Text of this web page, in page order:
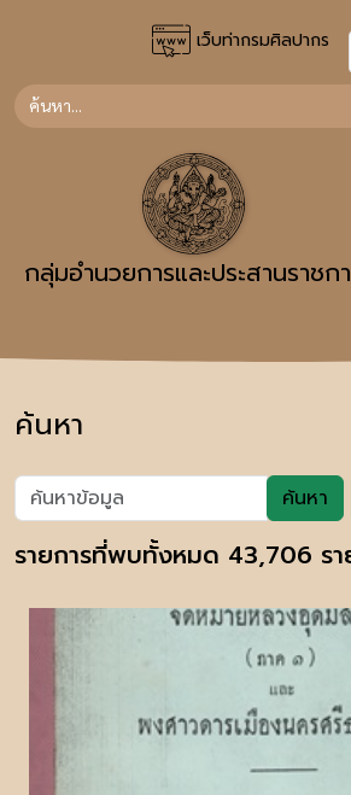
เว็บท่ากรมศิลปากร
กลุ่มอำนวยการและประสานราชก
ค้นหา
ค้นหา
รายการที่พบทั้งหมด 43,706 รา